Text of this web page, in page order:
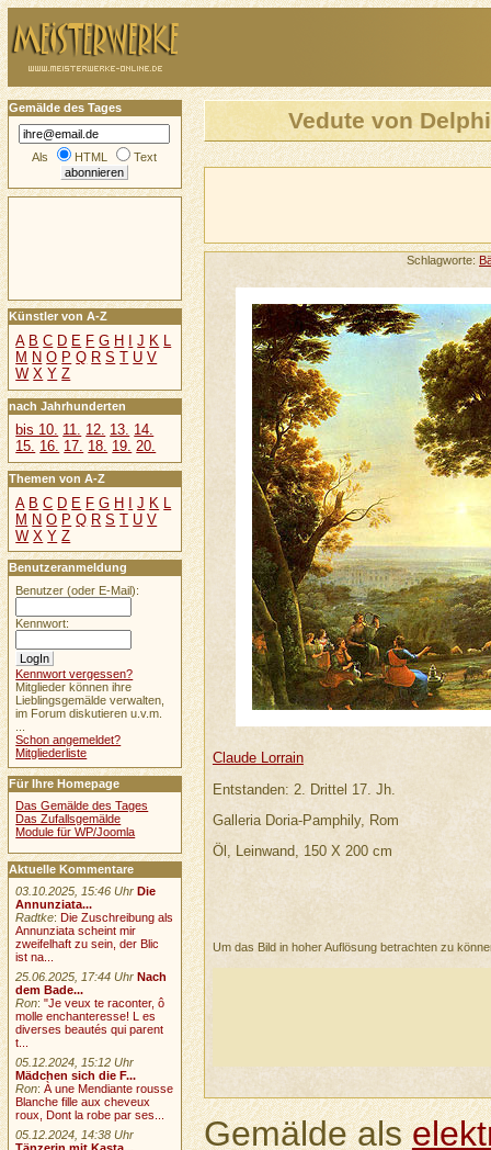
Vedute von
Schlagworte:
Claude Lorrain
Entstanden: 2. Drittel 17. Jh.
Galleria Doria-Pamphily, Rom
Öl, Leinwand, 150 X 200 cm
Um das Bild in hoher Auflösung betrachten zu
Gemälde als
Gemälde des Tages
Als HTML Text
Künstler von A-Z
A B C D E F G H J K L
M N O P Q R S T U V
W X Y Z
nach Jahrhunderten
bis 10. 11. 12. 13. 14.
15. 16. 17. 18. 19. 20.
Themen von A-Z
A B C D E F G H I J K L
M N O P Q R S T U V
W X Y Z
Benutzeranmeldung
Benutzer (oder E-Mail):
Kennwort:
Kennwort vergessen?
Mitglieder können ihre
Lieblingsgemälde verwalten,
im Forum diskutieren u.v.m.
Schon angemeldet?
Mitgliederliste
Für Ihre Homepage
Das Gemälde des Tages
Das Zufallsgemälde
Module für WP/Joomla
Aktuelle Kommentare
03.10.2025, 15:46 Uhr Die
Annunziata...
Radtke: Die Zuschreibung als
Annunziata scheint mir
zweifelhaft zu sein, der Blic
ist na...
25.06.2025, 17:44 Uhr Nach
dem Bade...
Ron:"Je veux te raconter, ô
molle enchanteresse! L es
diverses beautés qui parent
t...
05.12.2024, 15:12 Uhr
Mädchen sich die F...
Ron:À une Mendiante rousse
Blanche fille aux cheveux
roux, Dont la robe par ses...
05.12.2024, 14:38 Uhr